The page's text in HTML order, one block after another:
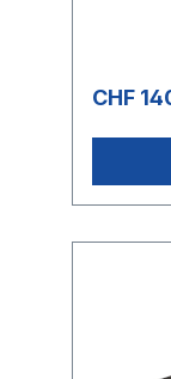
CHF